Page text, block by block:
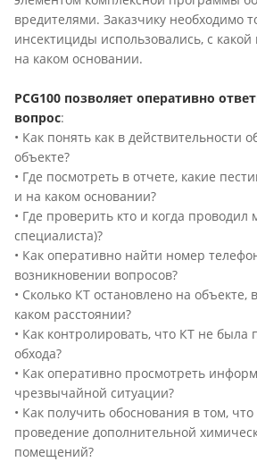
вредителями. Заказчику необходимо
инсектициды использовались, с
на каком основании.
PCG100 позволяет оперативно
вопрос:
• Как понять как в действительности
объекте?
• Где посмотреть в отчете, какие
и на каком основании?
• Где проверить кто и когда
специалиста)?
• Как оперативно найти номер
возникновении вопросов?
• Сколько КТ остановлено на объекте,
каком расстоянии?
• Как контролировать, что КТ не
обхода?
• Как оперативно просмотреть
чрезвычайной ситуации?
• Как получить обоснования в том, что
проведение дополнительной
помещений?